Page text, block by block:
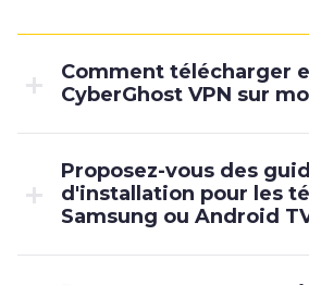
Comment télécharger
CyberGhost VPN sur
Proposez-vous des
d'installation pour les
Samsung ou Android